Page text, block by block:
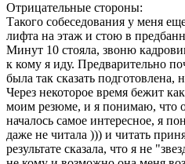
Отрицательные стороны:
Такого собеседования у меня
лифта на этаж и стою в
Минут 10 стояла, звоню
к кому я иду. Предварительно
была так сказать подготовлена,
Через некоторое время бежит
моим резюме, и я понимаю, что
началось самое интересное, я
даже не читала ))) и читать
результате сказала, что я не